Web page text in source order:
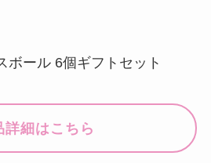
ボール 6個ギフトセット
詳細はこちら